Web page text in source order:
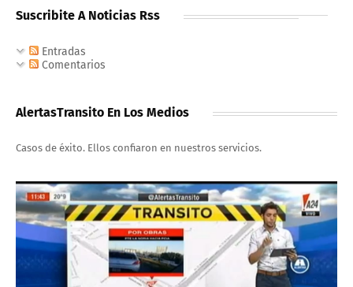
Suscribite A Noticias Rss
Entradas
Comentarios
AlertasTransito En Los Medios
Casos de éxito. Ellos confiaron en nuestros servicios.